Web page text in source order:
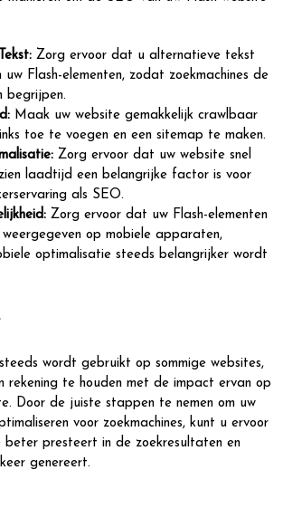
Zorg ervoor dat u alternatieve tekst
Flash-elementen, zodat zoekmachines de
begrijpen.
Maak uw website gemakkelijk crawlbaar
toe te voegen en een sitemap te maken.
Zorg ervoor dat uw website snel
laadtijd een belangrijke factor is voor
als SEO.
Zorg ervoor dat uw Flash-elementen
op mobiele apparaten,
optimalisatie steeds belangrijker wordt
wordt gebruikt op sommige websites,
rekening te houden met de impact ervan op
Door de juiste stappen te nemen om uw
voor zoekmachines, kunt u ervoor
beter presteert in de zoekresultaten en
genereert.